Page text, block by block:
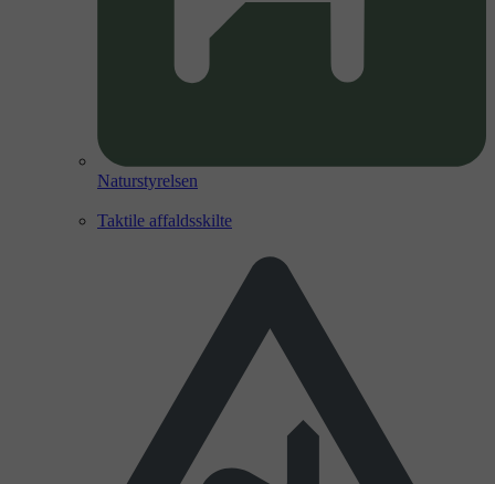
Naturstyrelsen
Taktile affaldsskilte